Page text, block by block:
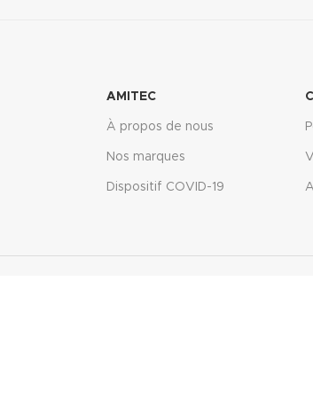
AMITEC
À propos de nous
Nos marques
Dispositif COVID-19